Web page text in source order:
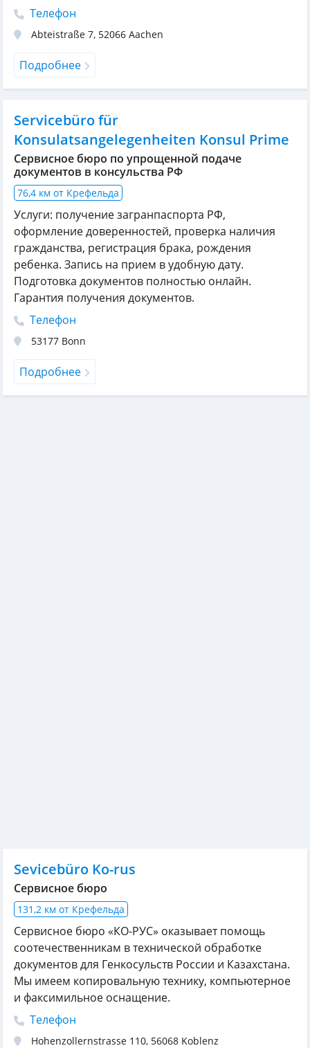
Телефон
Abteistraße 7, 52066 Aachen
Подробнее
Servicebüro für
Konsulatsangelegenheiten Konsul Prime
Сервисное бюро по упрощенной подаче
документов в консульства РФ
76,4 км от Крефельда
Услуги: получение загранпаспорта РФ,
оформление доверенностей, проверка наличия
гражданства, регистрация брака, рождения
ребенка. Запись на прием в удобную дату.
Подготовка документов полностью онлайн.
Гарантия получения документов.
Телефон
53177 Bonn
Подробнее
Sevicebüro Ko-rus
Сервисное бюро
131,2 км от Крефельда
Сервисное бюро «КО-РУС» оказывает помощь
соотечественникам в технической обработке
документов для Генкосульств России и Казахстана.
Мы имеем копировальную технику, компьютерное
и факсимильное оснащение.
Телефон
Hohenzollernstrasse 110, 56068 Koblenz